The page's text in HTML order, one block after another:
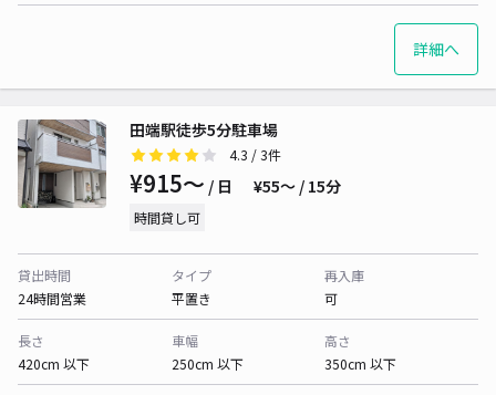
詳細へ
田端駅徒歩5分駐車場
4.3 / 3件
¥915〜 / 日 ¥55〜 / 15分
時間貸し可
貸出時間
24時間営業
タイプ
平置き
再入庫
可
長さ
420cm 以下
車幅
250cm 以下
高さ
350cm 以下